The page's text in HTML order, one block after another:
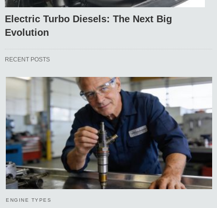
Electric Turbo Diesels: The Next Big
Evolution
RECENT POSTS
ENGINE TYPES